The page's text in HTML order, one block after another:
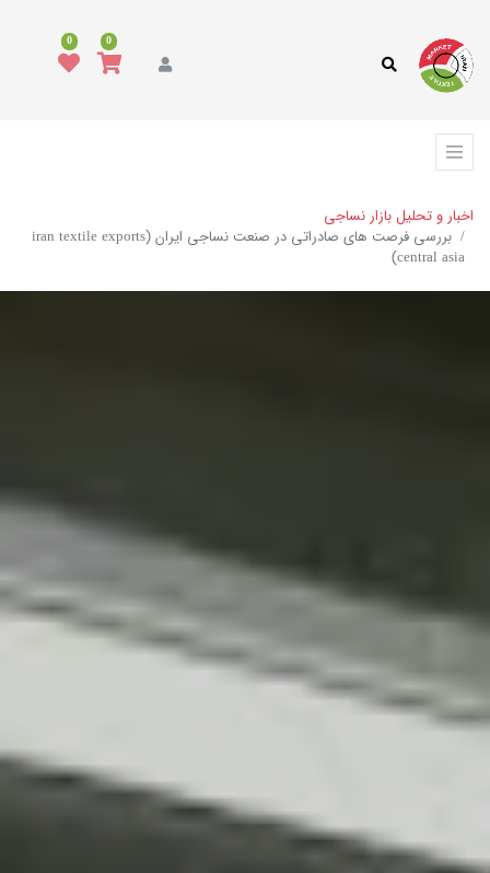
0
0
اخبار و تحلیل بازار نساجی
بررسی فرصت های صادراتی در صنعت نساجی ایران (iran textile exports
central asia)